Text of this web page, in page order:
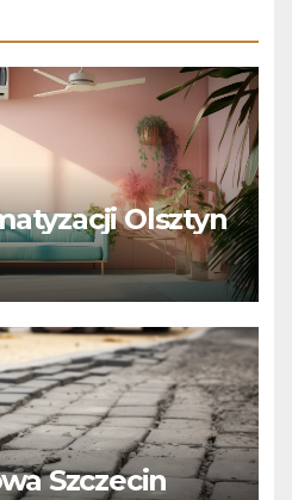
Olsztyn
Szczecin